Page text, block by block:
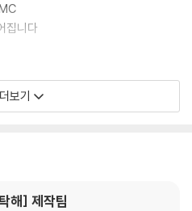
집니다
’ 제작진이 뽑은 최고의 메뉴 10 | SN
보기
해] 제작팀